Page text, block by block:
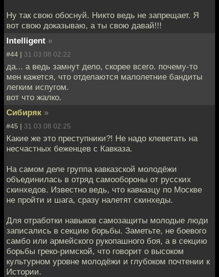
Ну так свою обоснуй. Никто ведь не запрещает. Я
вот свою доказываю, а ты свою давай!!!
Intelligent »
#44 | 31.03.08 02:22
да... а ведь замнут дело, скорее всего. почему-то
мен кажется, что отделаются малолетние бандиты
легким испугом.
вот что жалко.
Сибиряк »
#45 | 31.03.08 02:25
Какие же это преступники?! Не надо клеветать на
несчастных беженцев с Кавказа.
На самом деле группа кавказской молодёжи
объединилась в отряд самообороны от русских
скинхедов. Известно ведь, что кавказцу по Москве
не пройти и шага, сразу налетят скинхеды.
Для отработки навыков самозащиты молодые люди
записались в секцию борьбы. Заметьте, не боевого
самбо или армейского рукопашного боя, а в секцию
борьбы греко-римской, что говорит о высоком
культурном уровне молодёжи и глубоком почтении к
Истории.